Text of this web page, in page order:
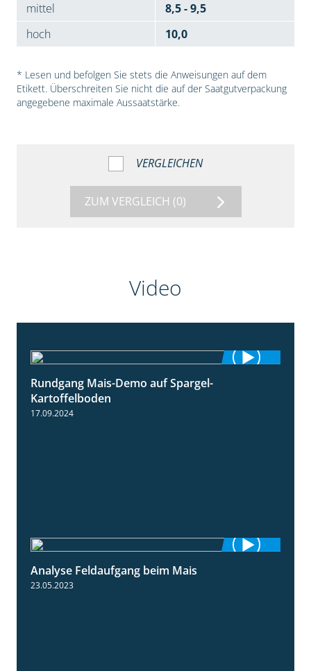
mittel
8,5 - 9,5
hoch
10,0
* Lesen und befolgen Sie stets die Anweisungen auf dem
Etikett. Überschreiten Sie nicht die auf der Saatgutverpackung
angegebene maximale Aussaatstärke.
VERGLEICHEN
ZUM VERGLEICH (0)
Video
Rundgang Mais-Demo auf Spargel-
Kartoffelboden
17.09.2024
Analyse Feldaufgang beim Mais
23.05.2023